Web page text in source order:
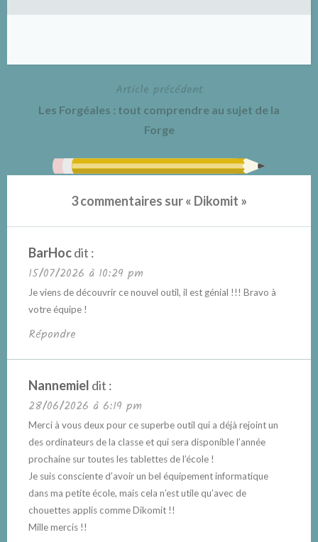
l’article
Article précédent
Les Forgéales : tout comprendre au sujet de la
Forge
3 commentaires sur « Dikomit »
BarHocdit :
15/07/2026 à 10:29 pm
Je viens de découvrir ce nouvel outil, il est génial !!! Bravo à
votre équipe !
Répondre
Nannemiel dit :
28/06/2026 à 6:19 pm
Merci à vous deux pour ce superbe outil qui a déjà rejoint un
des ordinateurs de la classe et qui sera disponible l’année
prochaine sur toutes les tablettes de l’école !
Je suis consciente d’avoir un bel équipement informatique
dans ma petite école, mais cela n’est utile qu’avec de
chouettes applis comme Dikomit !!
Mille mercis !!